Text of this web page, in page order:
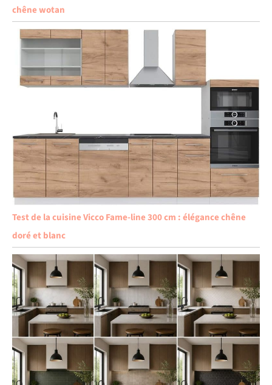
chêne wotan
Test de la cuisine Vicco Fame-line 300 cm : élégance chêne
doré et blanc